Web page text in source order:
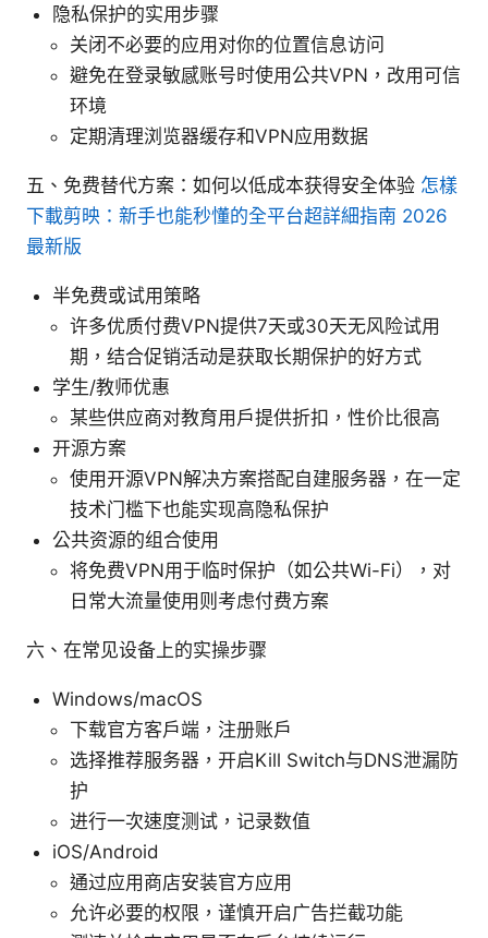
隐私保护的实用步骤
关闭不必要的应用对你的位置信息访问
避免在登录敏感账号时使用公共VPN，改用可信
环境
定期清理浏览器缓存和VPN应用数据
五、免费替代方案：如何以低成本获得安全体验 怎樣
下載剪映：新手也能秒懂的全平台超詳細指南 2026
最新版
半免费或试用策略
许多优质付费VPN提供7天或30天无风险试用
期，结合促销活动是获取长期保护的好方式
学生/教师优惠
某些供应商对教育用户提供折扣，性价比很高
开源方案
使用开源VPN解决方案搭配自建服务器，在一定
技术门槛下也能实现高隐私保护
公共资源的组合使用
将免费VPN用于临时保护（如公共Wi-Fi），对
日常大流量使用则考虑付费方案
六、在常见设备上的实操步骤
Windows/macOS
下载官方客户端，注册账户
选择推荐服务器，开启Kill Switch与DNS泄漏防
护
进行一次速度测试，记录数值
iOS/Android
通过应用商店安装官方应用
允许必要的权限，谨慎开启广告拦截功能